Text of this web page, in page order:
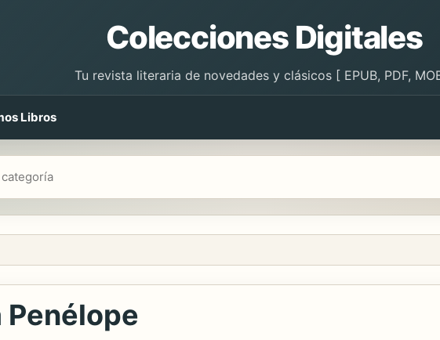
Colecciones Digitales
Tu revista literaria de novedades y clásicos [ EPUB, PDF,
Libros